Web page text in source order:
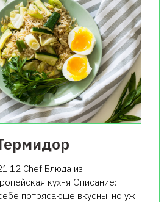
Chef Блюда из
кухня Описание:
потрясающе вкусны, но уж